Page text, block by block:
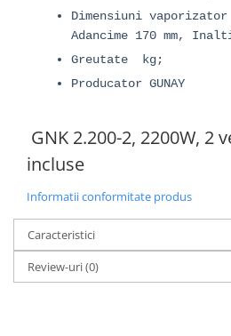
Dimensiuni vaporizator
Adancime 170 mm,
Greutate kg;
Producator GUNAY
GNK 2.200-2, 2200W, 2
incluse
Informatii conformitate produs
Caracteristici
Review-uri(0)